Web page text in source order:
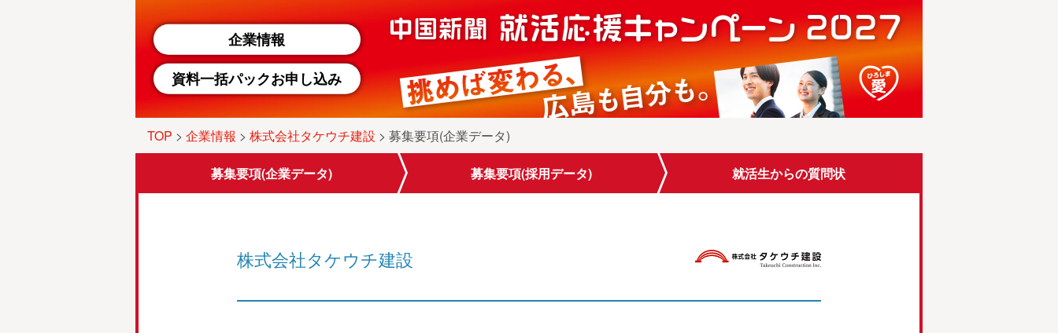
企業情報
資料一括パックお申し込み
TOP > 企業情報 > 株式会社タケウチ建設 > 募集要項(企業データ)
募集要項(企業データ) 募集要項(採用データ) 就活生からの質問状
株式会社タケウチ建設